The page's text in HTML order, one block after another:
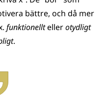
bättre, och då mer
funktionelltellerotydligt
.